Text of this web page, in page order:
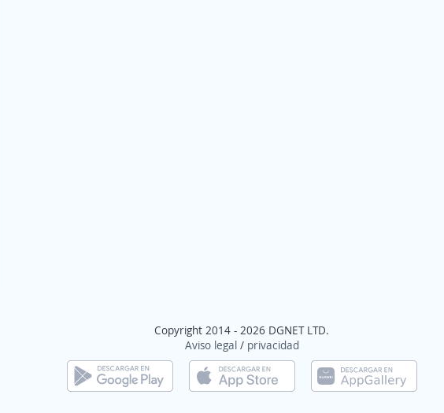
Copyright 2014 - 2026 DGNET LTD.
Aviso legal/ privacidad